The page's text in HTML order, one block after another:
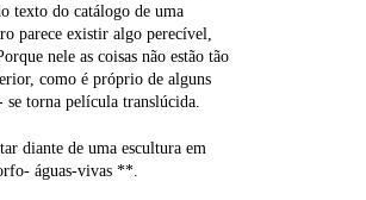
texto do catálogo de uma
parece existir algo perecível,
nele as coisas não estão tão
como é próprio de alguns
se torna película translúcida.
diante de uma escultura em
águas-vivas **.